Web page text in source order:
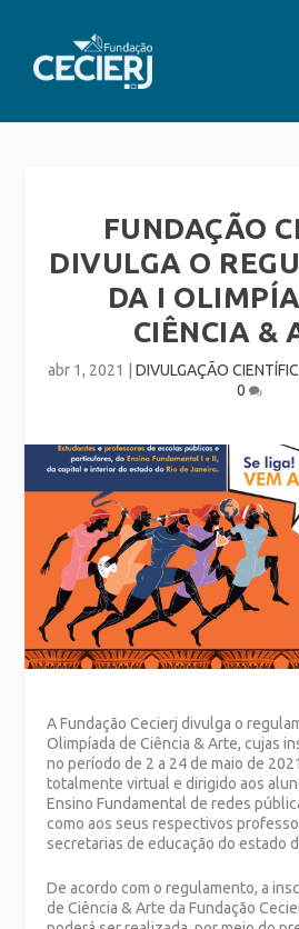
FUNDAÇÃO
DIVULGA O
DA I
CIÊNCIA &
abr 1, 2021 DIVULGAÇÃO
0
A Fundação Cecierj divulga o
Olimpíada de Ciência & Arte, cujas
no período de 2 a 24 de maio de
totalmente virtual e dirigido aos
Ensino Fundamental de redes
como aos seus respectivos
secretarias de educação do estado
De acordo com o regulamento, a
de Ciência & Arte da Fundação